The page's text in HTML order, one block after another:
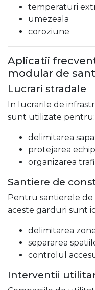
temperaturi
umezeala
coroziune
Aplicatii
modular de
Lucrari stradale
In lucrarile de
sunt utilizate pentru:
delimitarea
protejarea
organizarea
Santiere de
Pentru santierele de
aceste garduri sunt
delimitarea
separarea
controlul
Interventii